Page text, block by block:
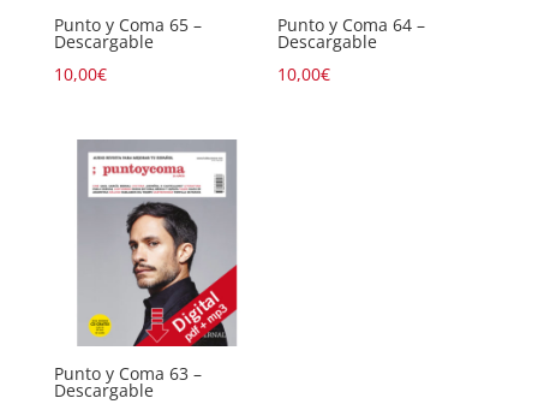
Punto y Coma 65 –
Descargable
10,00€
Punto y Coma 64 –
Descargable
10,00€
Punto y Coma 63 –
Descargable